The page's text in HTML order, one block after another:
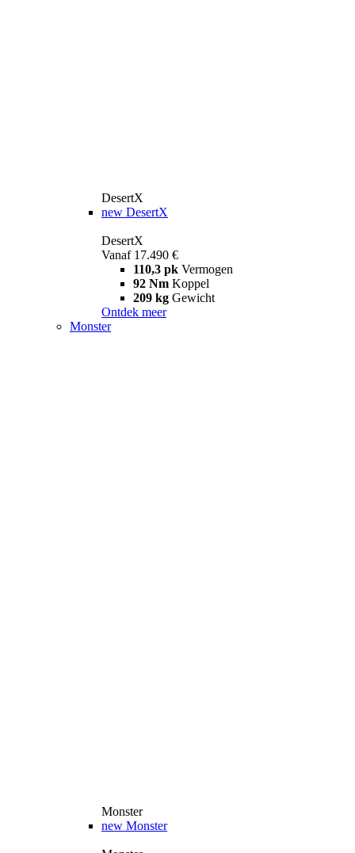
DesertX
new DesertX
DesertX
Vanaf 17.490 €
110,3 pk Vermogen
92 Nm Koppel
209 kg Gewicht
Ontdek meer
Monster
Monster
new Monster